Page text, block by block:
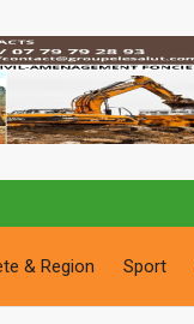
& Region Sport